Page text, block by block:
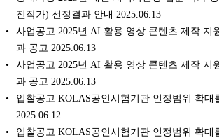
진작가) 선정결과 안내 2025.06.13
사업공고 2025년 AI 활용 영상 콘텐츠 제작 지
과 공고 2025.06.13
사업공고 2025년 AI 활용 영상 콘텐츠 제작 지
과 공고 2025.06.13
입찰공고 KOLAS공인시험기관 인정범위 확대
2025.06.12
입찰공고 KOLAS공인시험기관 인정범위 확대